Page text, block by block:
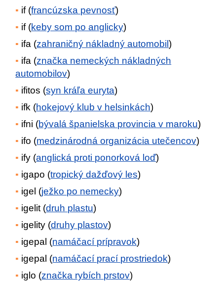
if (francúzska pevnosť)
if (keby som po anglicky)
ifa (zahraničný nákladný automobil)
ifa (značka nemeckých nákladných
automobilov)
ifitos (syn kráľa euryta)
ifk (hokejový klub v helsinkách)
ifni (bývalá španielska provincia v maroku)
ifo (medzinárodná organizácia utečencov)
ify (anglická proti ponorková loď)
igapo (tropický dažďový les)
igel (ježko po nemecky)
igelit (druh plastu)
igelity (druhy plastov)
igepal (namáčací prípravok)
igepal (namáčací prací prostriedok)
iglo (značka rybích prstov)